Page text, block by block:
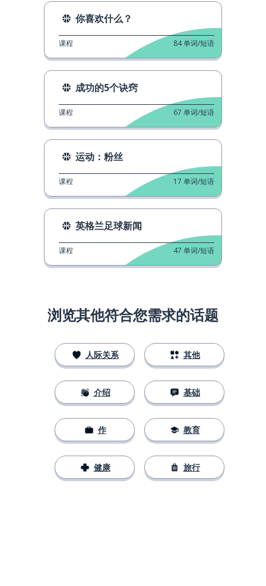
你喜欢什么？
课程 84单词/短语
成功的5个诀窍
课程 67 单词/短语
运动：粉丝
课程 17 单词/短语
英格兰足球新闻
课程 47 单词/短语
浏览其他符合您需求的话题
人际关系
介绍
作
健康
其他
基础
教育
旅行